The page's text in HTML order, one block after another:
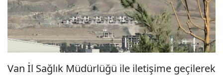
Van İl Sağlık Müdürlüğü ile iletişime geçilerek